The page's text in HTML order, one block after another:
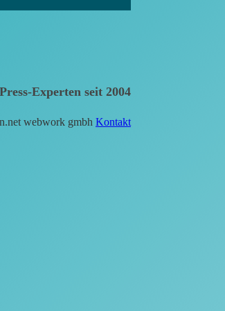
Experten seit 2004
webwork gmbh Kontakt